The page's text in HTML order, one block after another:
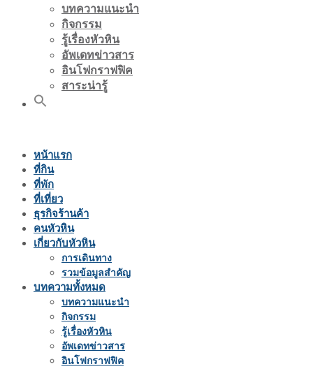
บทความแนะนำ
กิจกรรม
รู้เรื่องหัวหิน
อัพเดทข่าวสาร
อินโฟกราฟฟิค
สาระน่ารู้
หน้าแรก
ที่กิน
ที่พัก
ที่เที่ยว
ธุรกิจร้านค้า
คนหัวหิน
เกี่ยวกับหัวหิน
การเดินทาง
รวมข้อมูลสำคัญ
บทความทั้งหมด
บทความแนะนำ
กิจกรรม
รู้เรื่องหัวหิน
อัพเดทข่าวสาร
อินโฟกราฟฟิค